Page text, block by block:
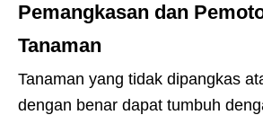
Pemangkasan dan
Tanaman
Tanaman yang tidak dipangkas
dengan benar dapat tumbuh